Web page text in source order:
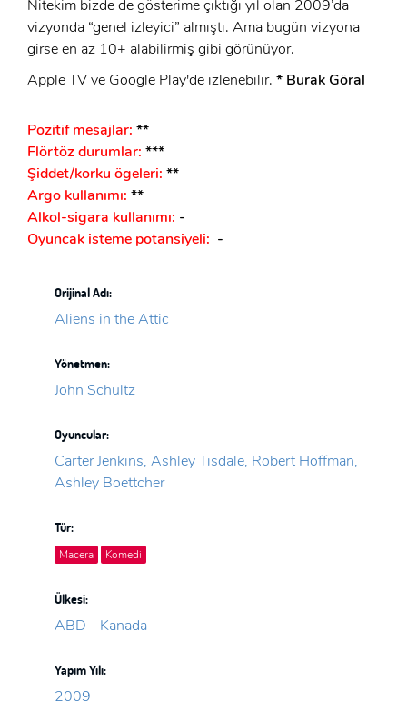
Nitekim bizde de gösterime çıktığı yıl olan 2009’da
vizyonda “genel izleyici” almıştı. Ama bugün vizyona
girse en az 10+ alabilirmiş gibi görünüyor.
Apple TV ve Google Play'de izlenebilir. * Burak Göral
Pozitif mesajlar: **
Flörtöz durumlar: ***
Şiddet/korku ögeleri: **
Argo kullanımı: **
Alkol-sigara kullanımı: -
Oyuncak isteme potansiyeli: -
Orijinal Adı:
Aliens in the Attic
Yönetmen:
John Schultz
Oyuncular:
Carter Jenkins, Ashley Tisdale, Robert Hoffman,
Ashley Boettcher
Tür:
Macera Komedi
Ülkesi:
ABD - Kanada
Yapım Yılı:
2009